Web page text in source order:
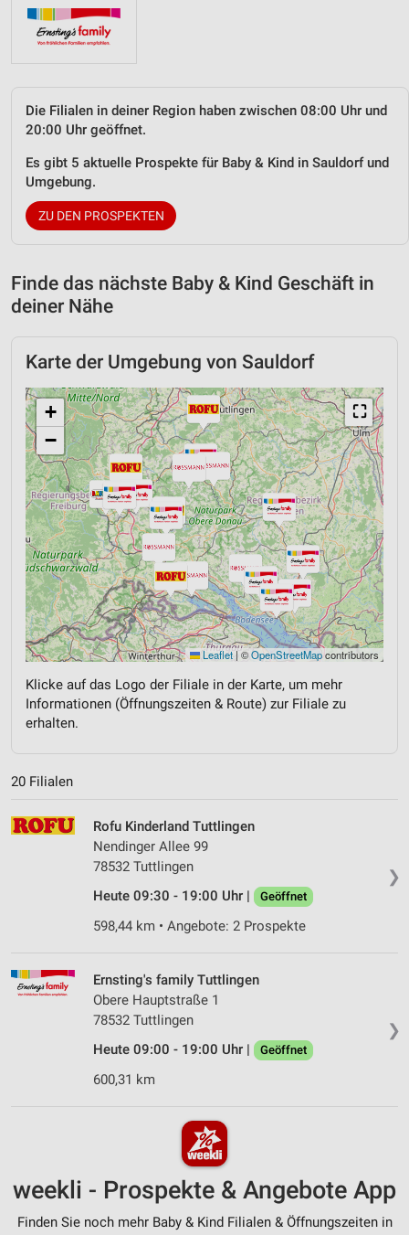
Die Filialen in deiner Region haben zwischen 08:00 Uhr und
20:00 Uhr geöffnet.
Es gibt 5 aktuelle Prospekte für Baby & Kind in Sauldorf und
Umgebung.
ZU DEN PROSPEKTEN
Finde das nächste Baby & Kind Geschäft in
deiner Nähe
Karte der Umgebung von Sauldorf
⛶
+
−
Leaflet |©OpenStreetMapcontributors
Klicke auf das Logo der Filiale in der Karte, um mehr
Informationen (Öffnungszeiten & Route) zur Filiale zu
erhalten.
20 Filialen
❯
Rofu Kinderland Tuttlingen
Nendinger Allee 99
78532 Tuttlingen
Heute 09:30 - 19:00 Uhr |
Geöffnet
598,44 km • Angebote: 2 Prospekte
❯
Ernsting's family Tuttlingen
Obere Hauptstraße 1
78532 Tuttlingen
Heute 09:00 - 19:00 Uhr |
Geöffnet
600,31 km
weekli - Prospekte & Angebote App
Finden Sie noch mehr Baby & Kind Filialen & Öffnungszeiten in